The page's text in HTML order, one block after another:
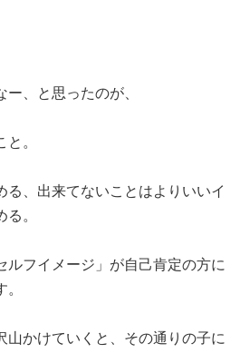
、と思ったのが、
。
る、出来てないことはよりいいイ
。
ルフイメージ」が自己肯定の方に
山かけていくと、その通りの子に